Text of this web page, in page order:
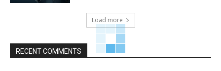
Load more
RECENT COMMENTS